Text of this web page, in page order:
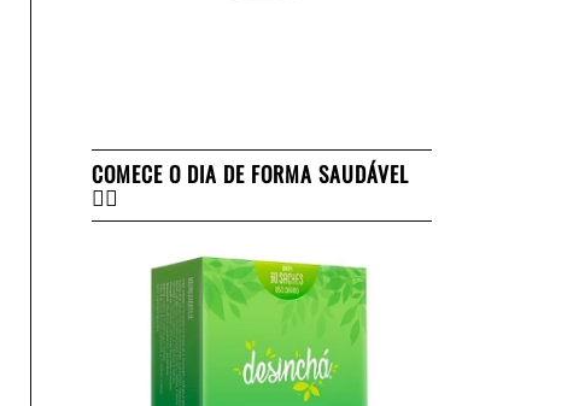
COMECE O DIA DE FORMA SAUDÁVEL
👇🏻